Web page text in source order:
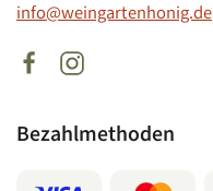
info@weingartenhonig.de
Bezahlmethoden